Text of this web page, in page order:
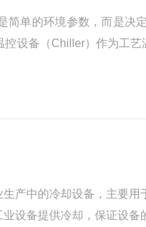
单的环境参数，而是
备（Chiller）作为工
产中的冷却设备，主要
设备提供冷却，保证设